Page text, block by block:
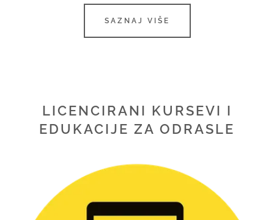
SAZNAJ VIŠE
LICENCIRANI KURSEVI I
EDUKACIJE ZA ODRASLE